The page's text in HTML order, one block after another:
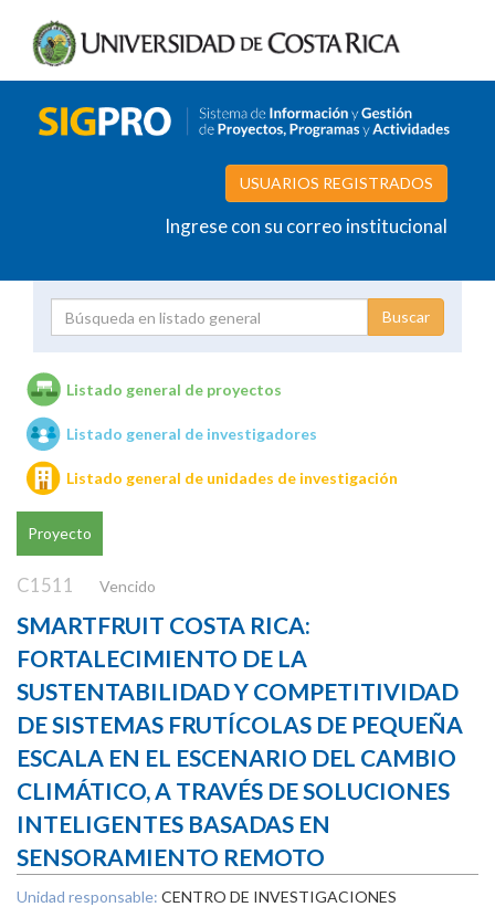
USUARIOS REGISTRADOS
Ingrese con su correo institucional
Unidades de investigación
Listado general de proyectos
Listado general de investigadores
Listado general de unidades de investigación
Proyecto
C1511 Vencido
SMARTFRUIT COSTA RICA:
FORTALECIMIENTO DE LA
SUSTENTABILIDAD Y COMPETITIVIDAD
DE SISTEMAS FRUTÍCOLAS DE PEQUEÑA
ESCALA EN EL ESCENARIO DEL CAMBIO
CLIMÁTICO, A TRAVÉS DE SOLUCIONES
INTELIGENTES BASADAS EN
SENSORAMIENTO REMOTO
Unidad responsable: CENTRO DE INVESTIGACIONES